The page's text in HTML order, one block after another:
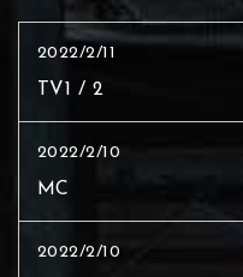
2022/2/11
TV1 / 2
2022/2/10
MC
2022/2/10